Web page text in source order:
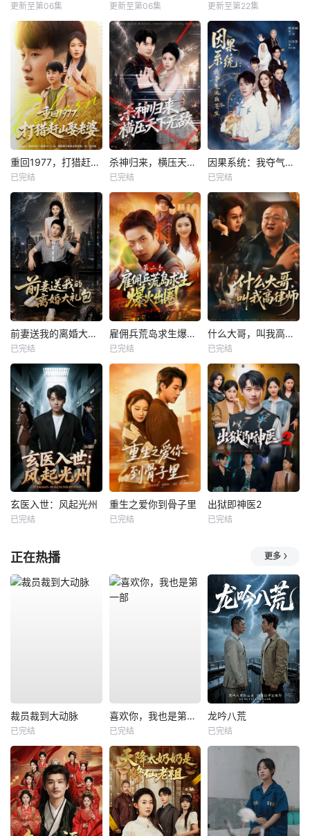
更新至第06集 更新至第06集 更新至第22集
重回1977，打猎赶山娶老婆
已完结
杀神归来，横压天下无敌
已完结
因果系统：我夺气运救苍生
已完结
前妻送我的离婚大礼包
已完结
雇佣兵荒岛求生爆火出圈第二季
已完结
什么大哥，叫我高律师
已完结
玄医入世：风起光州
已完结
重生之爱你到骨子里
已完结
出狱即神医2
已完结
正在热播 更多
裁员裁到大动脉
已完结
喜欢你，我也是第一部
已完结
龙吟八荒
已完结